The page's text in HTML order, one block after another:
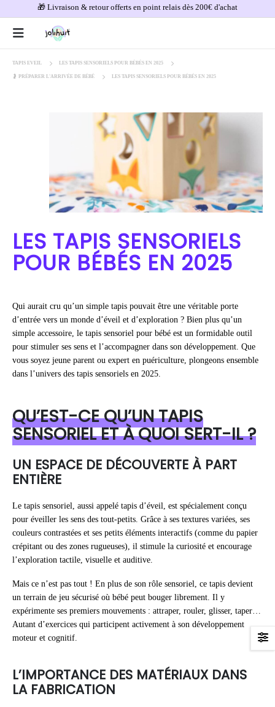
🎁 Livraison & retour offerts en point relais dès 200€ d'achat
TAPIS EVEIL LES TAPIS SENSORIELS POUR BÉBÉS EN 2025
🤰 PRÉPARER L'ARRIVÉE DE BÉBÉ LES TAPIS SENSORIELS POUR BÉBÉS EN 2025
LES TAPIS SENSORIELS
POUR BÉBÉS EN 2025
Qui aurait cru qu’un simple tapis pouvait être une véritable porte
d’entrée vers un monde d’éveil et d’exploration ? Bien plus qu’un
simple accessoire, le tapis sensoriel pour bébé est un formidable outil
pour stimuler ses sens et l’accompagner dans son développement. Que
vous soyez jeune parent ou expert en puériculture, plongeons ensemble
dans l’univers des tapis sensoriels en 2025.
QU’EST-CE QU’UN TAPIS
SENSORIEL ET À QUOI SERT-IL ?
UN ESPACE DE DÉCOUVERTE À PART
ENTIÈRE
Le tapis sensoriel, aussi appelé tapis d’éveil, est spécialement conçu
pour éveiller les sens des tout-petits. Grâce à ses textures variées, ses
couleurs contrastées et ses petits éléments interactifs (comme du papier
crépitant ou des zones rugueuses), il stimule la curiosité et encourage
l’exploration tactile, visuelle et auditive.
Mais ce n’est pas tout ! En plus de son rôle sensoriel, ce tapis devient
un terrain de jeu sécurisé où bébé peut bouger librement. Il y
expérimente ses premiers mouvements : attraper, rouler, glisser, taper…
Autant d’exercices qui participent activement à son développement
moteur et cognitif.
L’IMPORTANCE DES MATÉRIAUX DANS
LA FABRICATION